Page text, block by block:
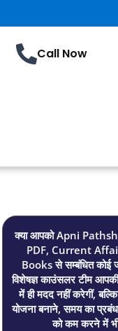
Call Now
क्या आपको Apni
PDF, Current
Books से सम्बंधित कोई
विशेषज्ञ काउंसलर टीम
में ही मदद नहीं करेगीं,
योजना बनाने, समय का
को कम करने में भी